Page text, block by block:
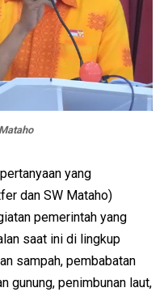
yang
dan SW Mataho)
pemerintah yang
saat ini di lingkup
sampah, pembabatan
gunung, penimbunan laut,